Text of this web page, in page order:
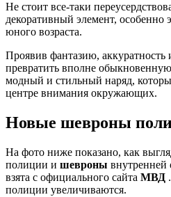
Не стоит все-таки
декоративный элемент, особенно
юного возраста.
Проявив фантазию,
превратить вполне
модный и стильный наряд,
центре внимания окружающих.
Новые шевроны
На фото ниже показано, как
полиции и шевроны
взята с официального сайта МВД
полиции увеличиваются.